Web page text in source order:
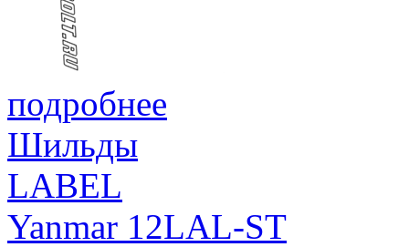
подробнее
Шильды
LABEL
Yanmar 12LAL-ST